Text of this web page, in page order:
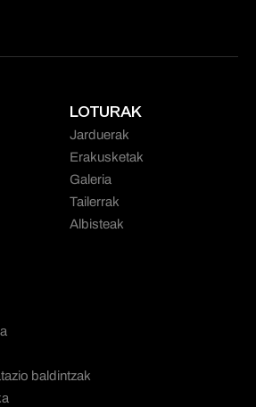
LOTURAK
Jarduerak
Erakusketak
Galeria
Tailerrak
Albisteak
baldintzak